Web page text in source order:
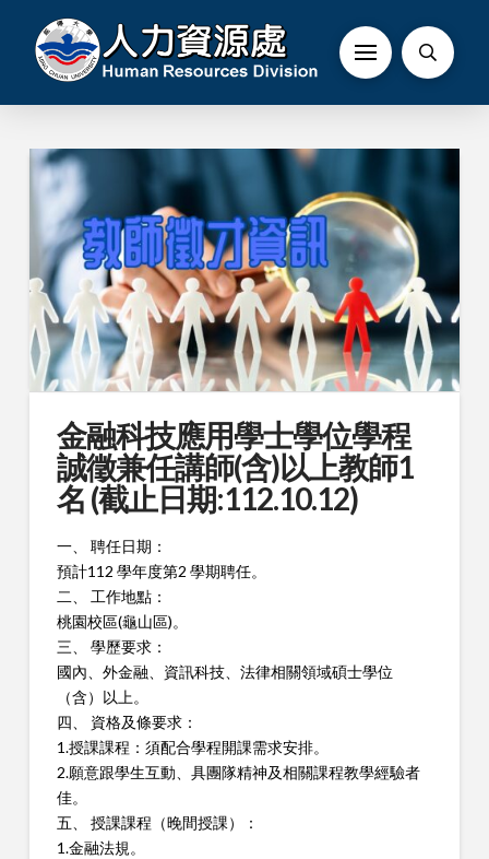
金融科技應用學士學位學程
誠徵兼任講師(含)以上教師1
名 (截止日期:112.10.12)
一、 聘任日期：
預計112 學年度第2 學期聘任。
二、 工作地點：
桃園校區(龜山區)。
三、 學歷要求：
國內、外金融、資訊科技、法律相關領域碩士學位
（含）以上。
四、 資格及條要求：
1.授課課程：須配合學程開課需求安排。
2.願意跟學生互動、具團隊精神及相關課程教學經驗者
佳。
五、 授課課程（晚間授課）：
1.金融法規。